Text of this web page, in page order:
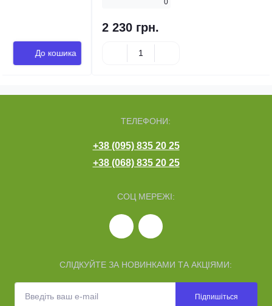
ТЕЛЕФОНИ:
+38 (095) 835 20 25
+38 (068) 835 20 25
СОЦ МЕРЕЖІ:
СЛІДКУЙТЕ ЗА НОВИНКАМИ ТА АКЦІЯМИ:
Підпишіться